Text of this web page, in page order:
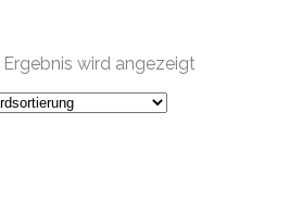
Ergebnis wird angezeigt